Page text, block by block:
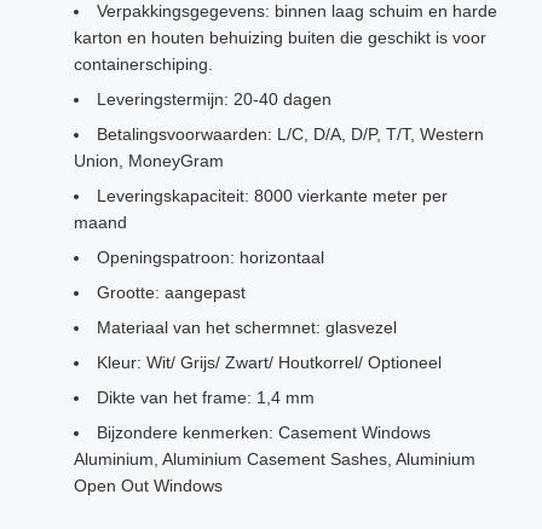
Verpakkingsgegevens: binnen laag schuim en harde
karton en houten behuizing buiten die geschikt is voor
containerschiping.
Leveringstermijn: 20-40 dagen
Betalingsvoorwaarden: L/C, D/A, D/P, T/T, Western
Union, MoneyGram
Leveringskapaciteit: 8000 vierkante meter per
maand
Openingspatroon: horizontaal
Grootte: aangepast
Materiaal van het schermnet: glasvezel
Kleur: Wit/ Grijs/ Zwart/ Houtkorrel/ Optioneel
Dikte van het frame: 1,4 mm
Bijzondere kenmerken: Casement Windows
Aluminium, Aluminium Casement Sashes, Aluminium
Open Out Windows